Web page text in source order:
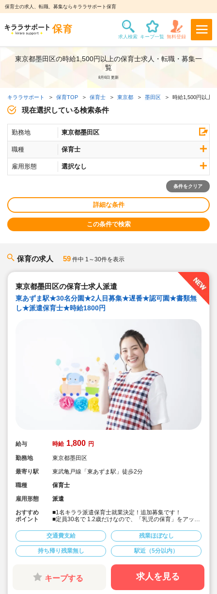
保育士の求人、転職、募集ならキララサポート保育
東京都墨田区の時給1,500円以上の保育士求人・転職・募集一
覧
8月6日 更新
キララサポート 保育TOP 保育士 東京都 墨田区 時給1,500円以上
現在選択している検索条件
勤務地 東京都墨田区
職種 保育士
雇用形態 選択なし
条件をクリア
詳細な条件
この条件で検索
保育の求人 59 件中 1～30件を表示
東京都墨田区の保育士求人派遣
東あずま駅★30名分園★2人目募集★遅番★認可園★書類無
し★派遣保育士★時給1800円
給与 時給 1,800 円
勤務地
東京都墨田区
最寄り駅
東武亀戸線「東あずま駅」徒歩2分
職種
保育士
雇用形態
派遣
おすすめ
ポイント
■1名キララ派遣保育士就業決定！追加募集です！
■定員30名で 1.2歳だけなので、「乳児の保育」をアット
■書き物無しで保育に集中したい方におススメです！
■19時までの遅番のポジションで、開始時間の相談が可
能です！
■時給1,800円＋交通費支給！
交通費支給 残業ほぼなし
持ち帰り残業無し 駅近（5分以内）
キープする 求人を見る